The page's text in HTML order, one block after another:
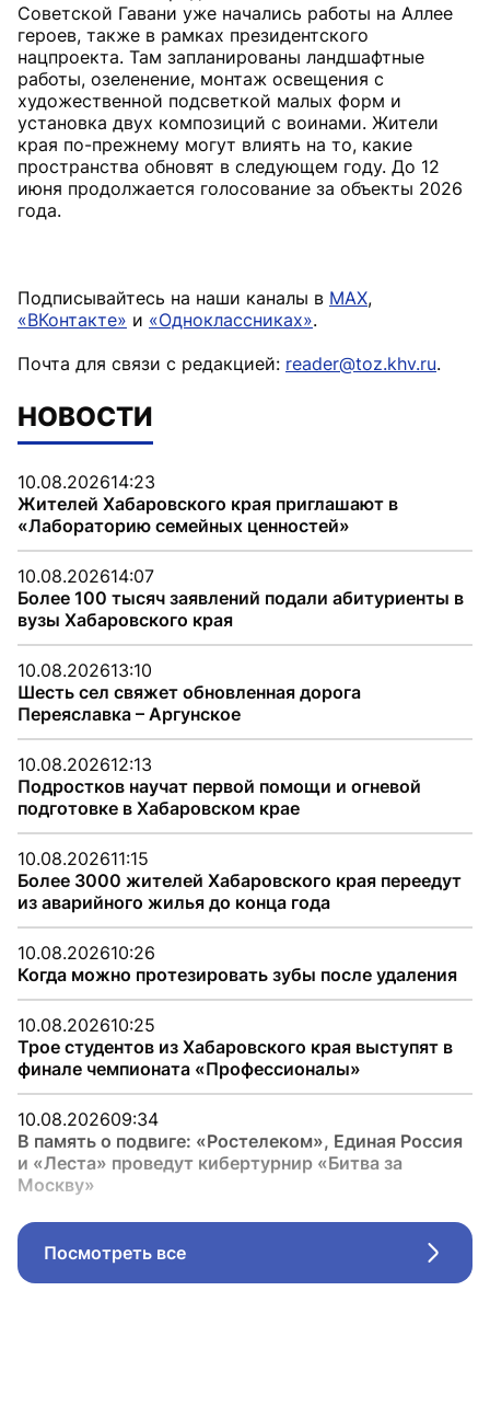
Советской Гавани уже начались работы на Аллее
героев, также в рамках президентского
нацпроекта. Там запланированы ландшафтные
работы, озеленение, монтаж освещения с
художественной подсветкой малых форм и
установка двух композиций с воинами. Жители
края по-прежнему могут влиять на то, какие
пространства обновят в следующем году. До 12
июня продолжается голосование за объекты 2026
года.
Подписывайтесь на наши каналы в MAX,
«ВКонтакте» и «Одноклассниках».
Почта для связи с редакцией: reader@toz.khv.ru.
НОВОСТИ
10.08.202614:23
Жителей Хабаровского края приглашают в
«Лабораторию семейных ценностей»
10.08.202614:07
Более 100 тысяч заявлений подали абитуриенты в
вузы Хабаровского края
10.08.202613:10
Шесть сел свяжет обновленная дорога
Переяславка – Аргунское
10.08.202612:13
Подростков научат первой помощи и огневой
подготовке в Хабаровском крае
10.08.202611:15
Более 3000 жителей Хабаровского края переедут
из аварийного жилья до конца года
10.08.202610:26
Когда можно протезировать зубы после удаления
10.08.202610:25
Трое студентов из Хабаровского края выступят в
финале чемпионата «Профессионалы»
10.08.202609:34
В память о подвиге: «Ростелеком», Единая Россия
и «Леста» проведут кибертурнир «Битва за
Москву»
Посмотреть все